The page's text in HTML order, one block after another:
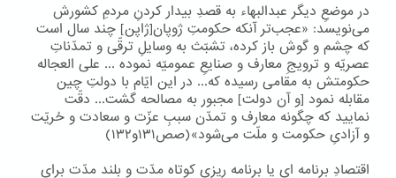
در موضعِ دیگر عبدالبهاء به قصدِ بیدار کردنِ مردمِ کشورش
می‌نویسد: «عجب‌تر آنکه حکومتِ ژوپان[ژاپن] چند سال است
که چشم و گوش باز کرده، تشبّث به وسایلِ ترقّی و تمدّناتِ
عصریّه و ترویجِ معارف و صنایعِ عمومیّه نموده ... علی العجاله
حکومتش به مقامی رسیده که... در این ایّام با دولتِ چین
مقابله نمود [و آن دولت] مجبور به مصالحه گشت... دقّت
نمایید که چگونه معارف و تمدّن سببِ عزّت و سعادت و حُریّت
و آزادیِ حکومت و ملّت می‌شود»(صص۱۳۱و۱۳۲)
اقتصادِ برنامه ای یا برنامه ریزی کوتاه مدّت و بلند مدّت برایِ